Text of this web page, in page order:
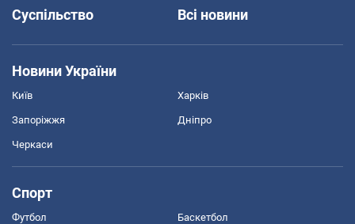
Суспільство
Всі новини
Новини України
Київ Харків
Запоріжжя Дніпро
Черкаси
Спорт
Футбол Баскетбол